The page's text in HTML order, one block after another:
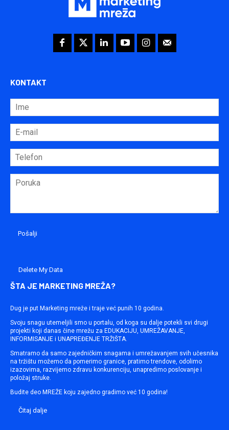
KONTAKT
Delete My Data
ŠTA JE MARKETING MREŽA?
Dug je put Marketing mreže i traje već punih 10 godina.
Svoju snagu utemeljili smo u portalu, od koga su dalje potekli svi drugi
projekti koji danas čine mrežu za EDUKACIJU, UMREŽAVANJE,
INFORMISANJE i UNAPREĐENJE TRŽIŠTA.
Smatramo da samo zajedničkim snagama i umrežavanjem svih učesnika
na tržištu možemo da pomerimo granice, pratimo trendove, odolimo
izazovima, razvijemo zdravu konkurenciju, unapredimo poslovanje i
položaj struke.
Budite deo MREŽE koju zajedno gradimo već 10 godina!
Čitaj dalje